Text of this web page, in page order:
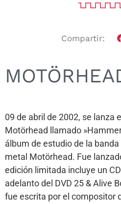
Compartir:
09 de abril de 2002, se lanza
Motörhead llamado
álbum de estudio de la
metal Motörhead. Fue
edición limitada incluye un
adelanto del DVD 25 & Alive
fue escrita por el compositor